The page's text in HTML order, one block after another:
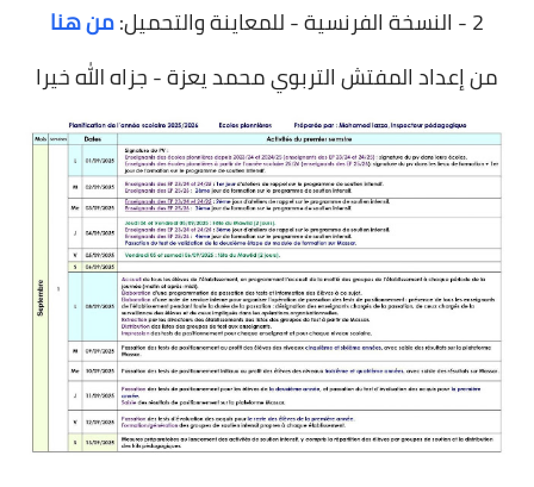
2 - النسخة الفرنسية - للمعاينة والتحميل:
من هنا
من إعداد المفتش التربوي محمد يعزة - جزاه الله خيرا